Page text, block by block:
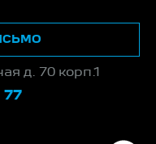
д. 70 корп.1
77